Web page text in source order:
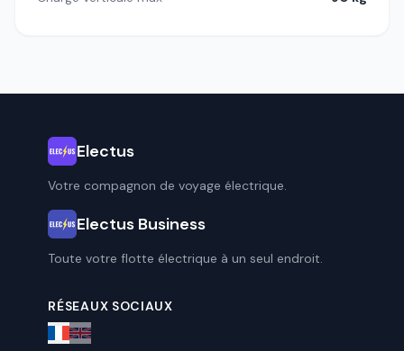
Electus
Votre compagnon de voyage électrique.
Electus Business
Toute votre flotte électrique à un seul endroit.
RÉSEAUX SOCIAUX